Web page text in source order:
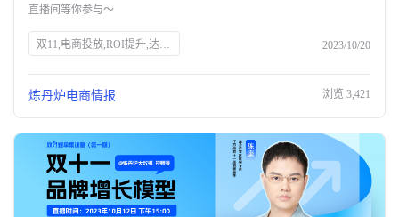
公司介绍
商机推荐
行业报告
直播间等你参与～
双11,电商投放,ROI提升,达人筛选,预算控制,品牌策略,抖、红平台,炼丹炉大数据,知衣科技,AI科技 2023/10/20
炼丹炉电商情报 浏览 3,421